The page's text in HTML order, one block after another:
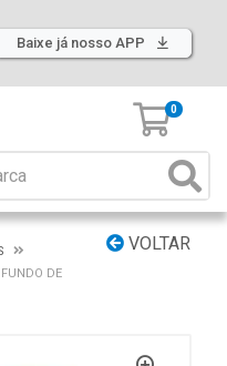
Baixe já nosso APP
0
VOLTAR
DE